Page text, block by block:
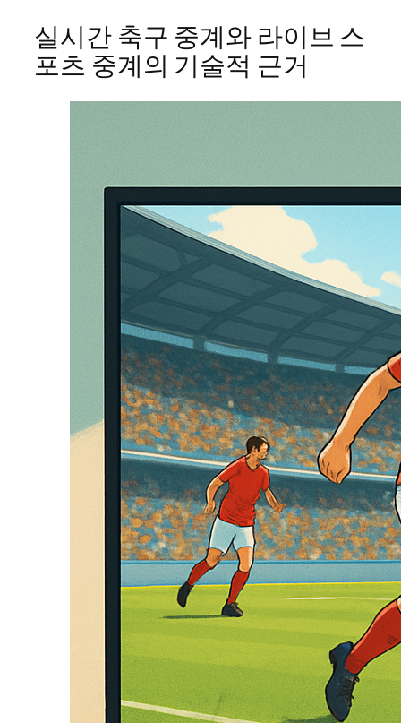
실시간 축구 중계와 라이브 스
포츠 중계의 기술적 근거